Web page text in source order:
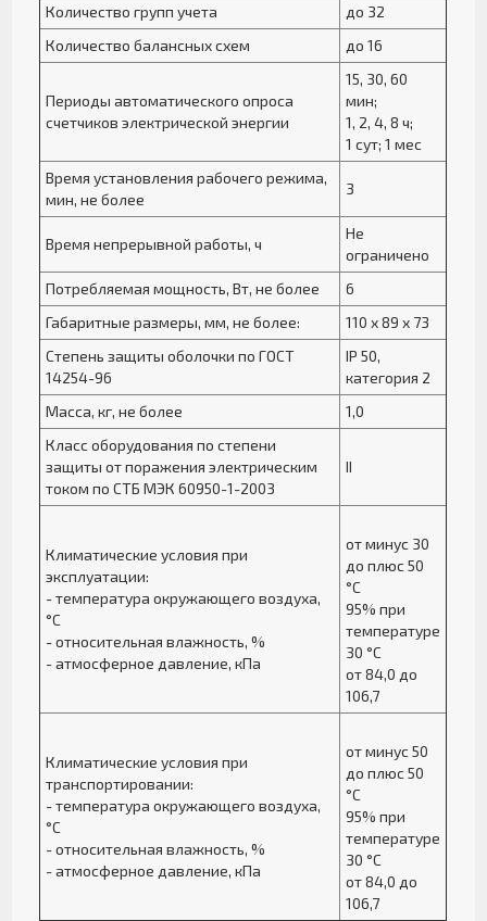
Количество групп учета
до 32
Количество балансных схем
до 16
Периоды автоматического опроса
счетчиков электрической энергии
15, 30, 60
мин;
1, 2, 4, 8 ч;
1 сут; 1 мес
Время установления рабочего режима,
мин, не более
3
Время непрерывной работы, ч
Не
ограничено
Потребляемая мощность, Вт, не более
6
Габаритные размеры, мм, не более:
110 х 89 х 73
Степень защиты оболочки по ГОСТ
14254-96
IP 50,
категория 2
Масса, кг, не более
1,0
Класс оборудования по степени
защиты от поражения электрическим
током по СТБ МЭК 60950-1-2003
II
Климатические условия при
эксплуатации:
- температура окружающего воздуха,
°C
- относительная влажность, %
- атмосферное давление, кПа
от минус 30
до плюс 50
°С
95% при
температуре
30 °С
от 84,0 до
106,7
Климатические условия при
транспортировании:
- температура окружающего воздуха,
°C
- относительная влажность, %
- атмосферное давление, кПа
от минус 50
до плюс 50
°С
95% при
температуре
30 °С
от 84,0 до
106,7